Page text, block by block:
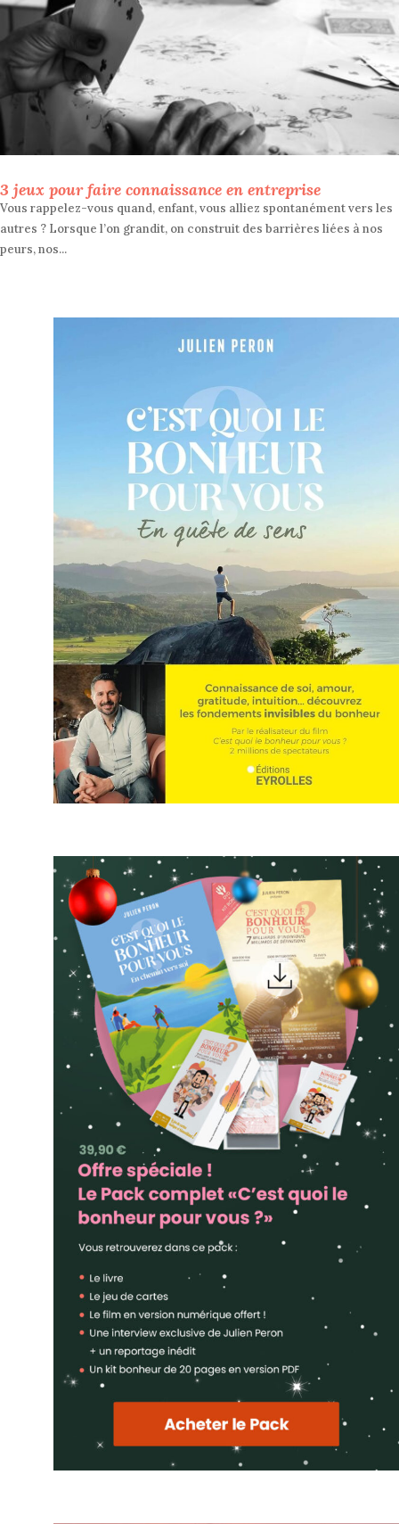
3 jeux pour faire connaissance en entreprise
Vous rappelez-vous quand, enfant, vous alliez spontanément vers les
autres ? Lorsque l’on grandit, on construit des barrières liées à nos
peurs, nos...